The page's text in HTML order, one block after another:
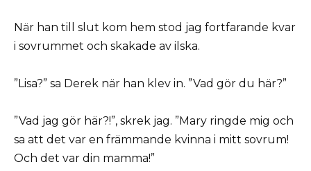
När han till slut kom hem stod jag fortfarande kvar
i sovrummet och skakade av ilska.
”Lisa?” sa Derek när han klev in. ”Vad gör du här?”
”Vad jag gör här?!”, skrek jag. ”Mary ringde mig och
sa att det var en främmande kvinna i mitt sovrum!
Och det var din mamma!”